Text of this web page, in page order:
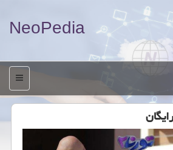
NeoPedia
منو